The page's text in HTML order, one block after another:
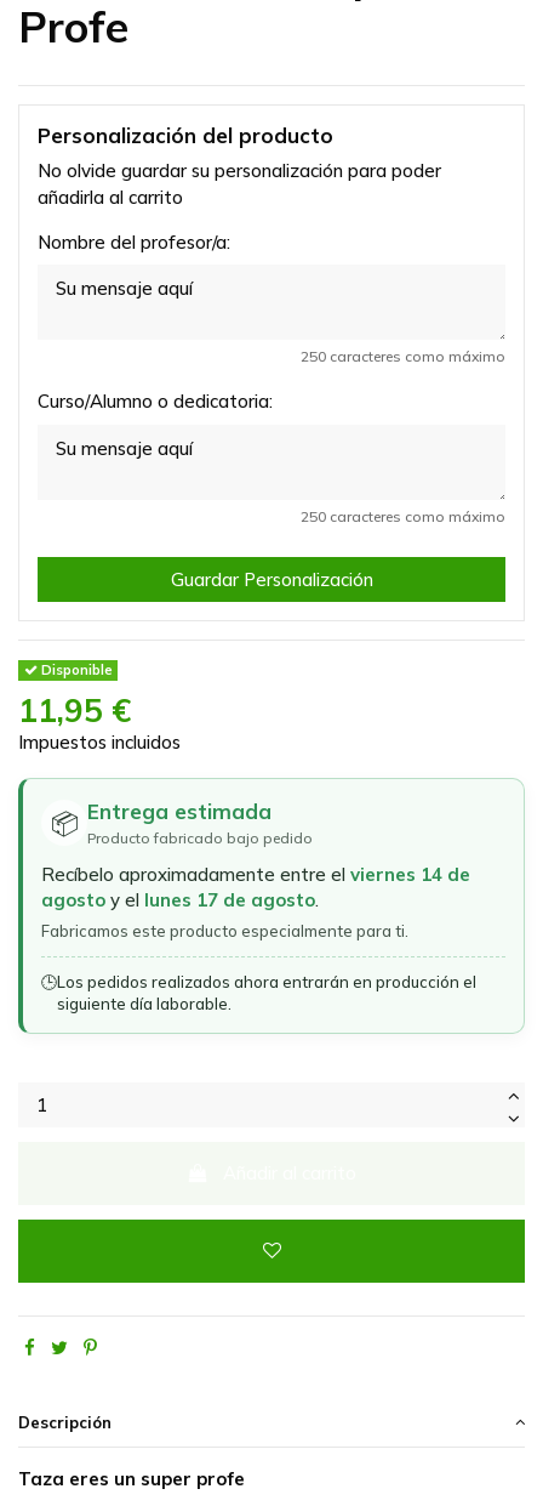
Profe
Personalización del producto
No olvide guardar su personalización para poder
añadirla al carrito
Nombre del profesor/a:
250 caracteres como máximo
Curso/Alumno o dedicatoria:
250 caracteres como máximo
Guardar Personalización
Disponible
11,95 €
Impuestos incluidos
📦 Entrega estimada
Producto fabricado bajo pedido
Recíbelo aproximadamente entre el viernes 14 de
agosto y el lunes 17 de agosto.
Fabricamos este producto especialmente para ti.
🕒Los pedidos realizados ahora entrarán en producción el
siguiente día laborable.
Descripción
Taza eres un super profe